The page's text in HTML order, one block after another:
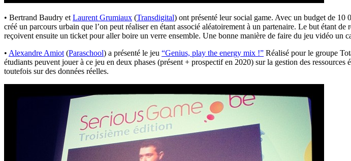
• Bertrand Baudry et Laurent Grumiaux (Transdigital) ont présenté leur social game. Avec un budget de
créé un parcours urbain que l’on peut réaliser en étant associé aléatoirement à un partenaire. Le but étant
reçoivent ensuite un ticket pour aller boire un verre ensemble. Une bonne manière de faire du jeu vidéo un
• Alexandre Amiot (Paraschool) a présenté le jeu “Genius, play the energy mix !” Réalisé pour le groupe
étudiants peuvent jouer à ce jeu en deux phases (présent + prospectif en 2020) sur la gestion des
toutefois sur des données réelles.